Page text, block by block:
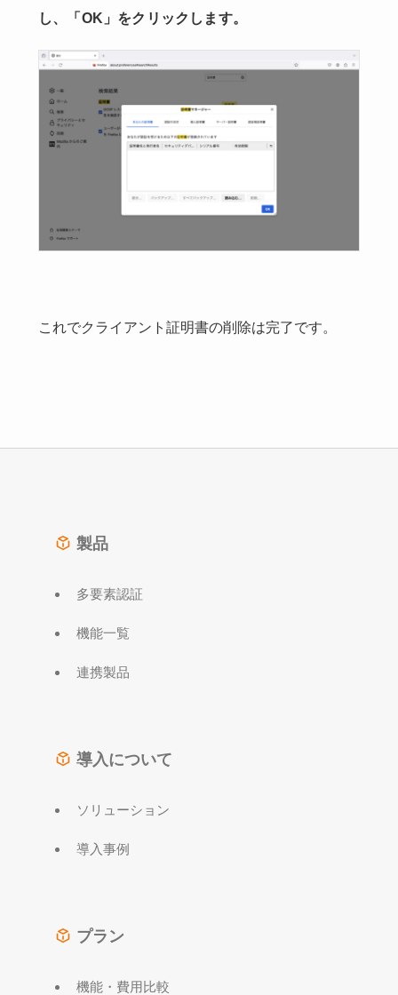
し、「OK」をクリックします。
これでクライアント証明書の削除は完了です。
製品
多要素認証
機能一覧
連携製品
導入について
ソリューション
導入事例
プラン
機能・費用比較